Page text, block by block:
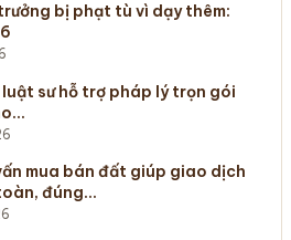
bị phạt tù vì dạy thêm:
sư hỗ trợ pháp lý trọn gói
mua bán đất giúp giao dịch
đúng…